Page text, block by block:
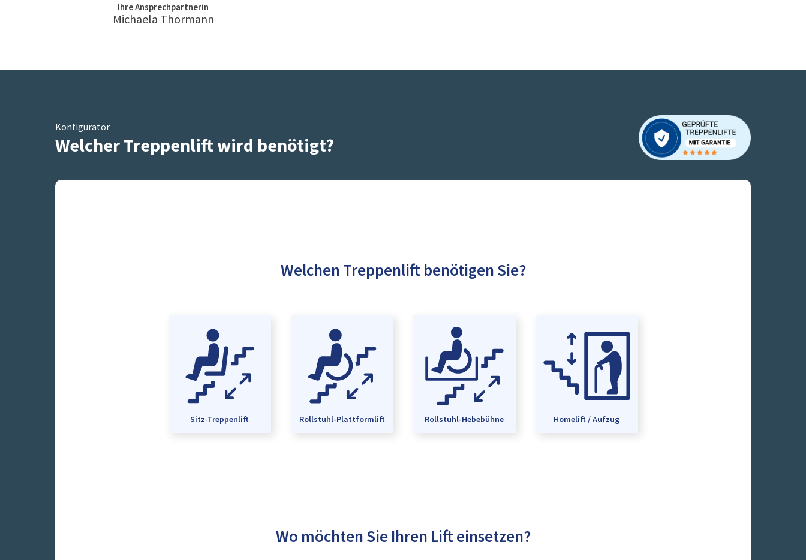
Ihre Ansprechpartnerin
Michaela Thormann
Konfigurator
Welcher Treppenlift wird benötigt?
Welchen Treppenlift benötigen Sie?
Sitz-Treppenlift Rollstuhl-Plattformlift Rollstuhl-Hebebühne Homelift / Aufzug
Wo möchten Sie Ihren Lift einsetzen?